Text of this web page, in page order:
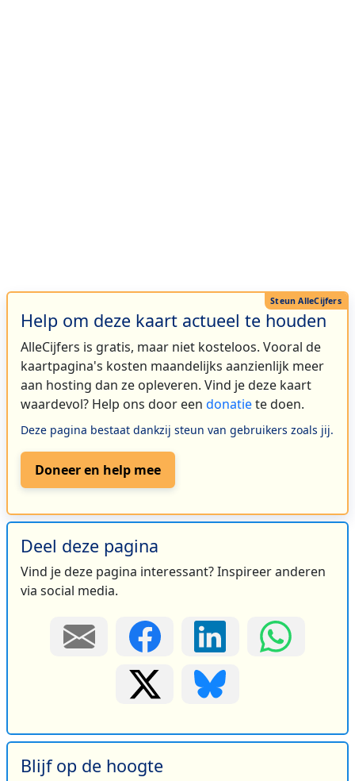
Help om deze kaart actueel te houden
AlleCijfers is gratis, maar niet kosteloos. Vooral de
kaartpagina's kosten maandelijks aanzienlijk meer
aan hosting dan ze opleveren. Vind je deze kaart
waardevol? Help ons door een donatiete doen.
Deze pagina bestaat dankzij steun van gebruikers zoals jij.
Doneer en help mee
Deel deze pagina
Vind je deze pagina interessant? Inspireer anderen
via social media.
Blijf op de hoogte